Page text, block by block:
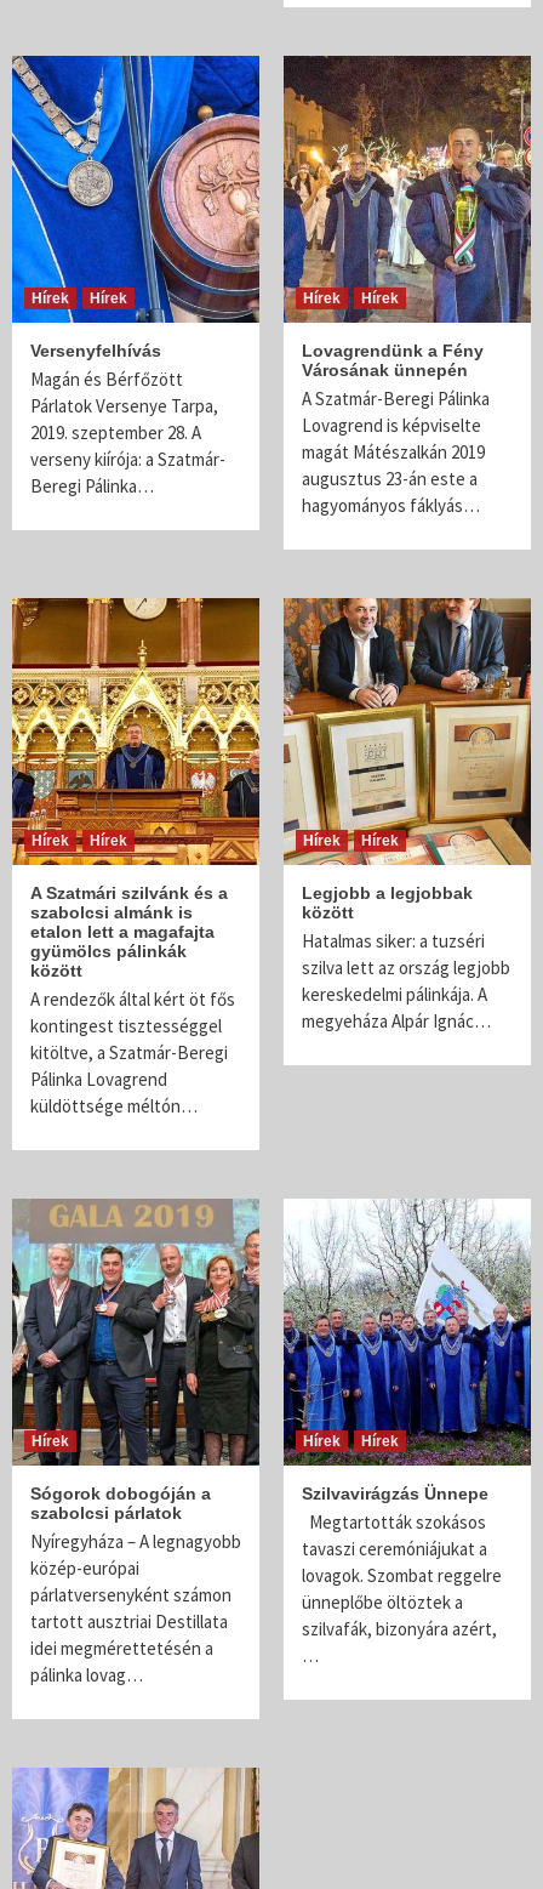
Hírek Hírek
Versenyfelhívás
Magán és Bérfőzött
Párlatok Versenye Tarpa,
2019. szeptember 28. A
verseny kiírója: a Szatmár-
Beregi Pálinka…
Hírek Hírek
Lovagrendünk a Fény
Városának ünnepén
A Szatmár-Beregi Pálinka
Lovagrend is képviselte
magát Mátészalkán 2019
augusztus 23-án este a
hagyományos fáklyás…
Hírek Hírek
A Szatmári szilvánk és a
szabolcsi almánk is
etalon lett a magafajta
gyümölcs pálinkák
között
A rendezők által kért öt fős
kontingest tisztességgel
kitöltve, a Szatmár-Beregi
Pálinka Lovagrend
küldöttsége méltón…
Hírek Hírek
Legjobb a legjobbak
között
Hatalmas siker: a tuzséri
szilva lett az ország legjobb
kereskedelmi pálinkája. A
megyeháza Alpár Ignác…
Hírek
Sógorok dobogóján a
szabolcsi párlatok
Nyíregyháza – A legnagyobb
közép-európai
párlatversenyként számon
tartott ausztriai Destillata
idei megmérettetésén a
pálinka lovag…
Hírek Hírek
Szilvavirágzás Ünnepe
Megtartották szokásos
tavaszi ceremóniájukat a
lovagok. Szombat reggelre
ünneplőbe öltöztek a
szilvafák, bizonyára azért,
…